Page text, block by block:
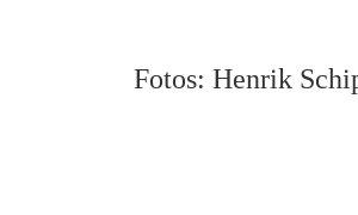
Fotos: Henrik